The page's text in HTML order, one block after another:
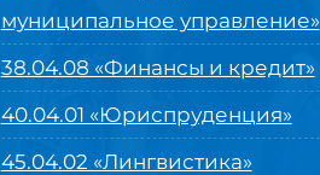
муниципальное управление»
38.04.08 «Финансы и кредит»
40.04.01 «Юриспруденция»
45.04.02 «Лингвистика»